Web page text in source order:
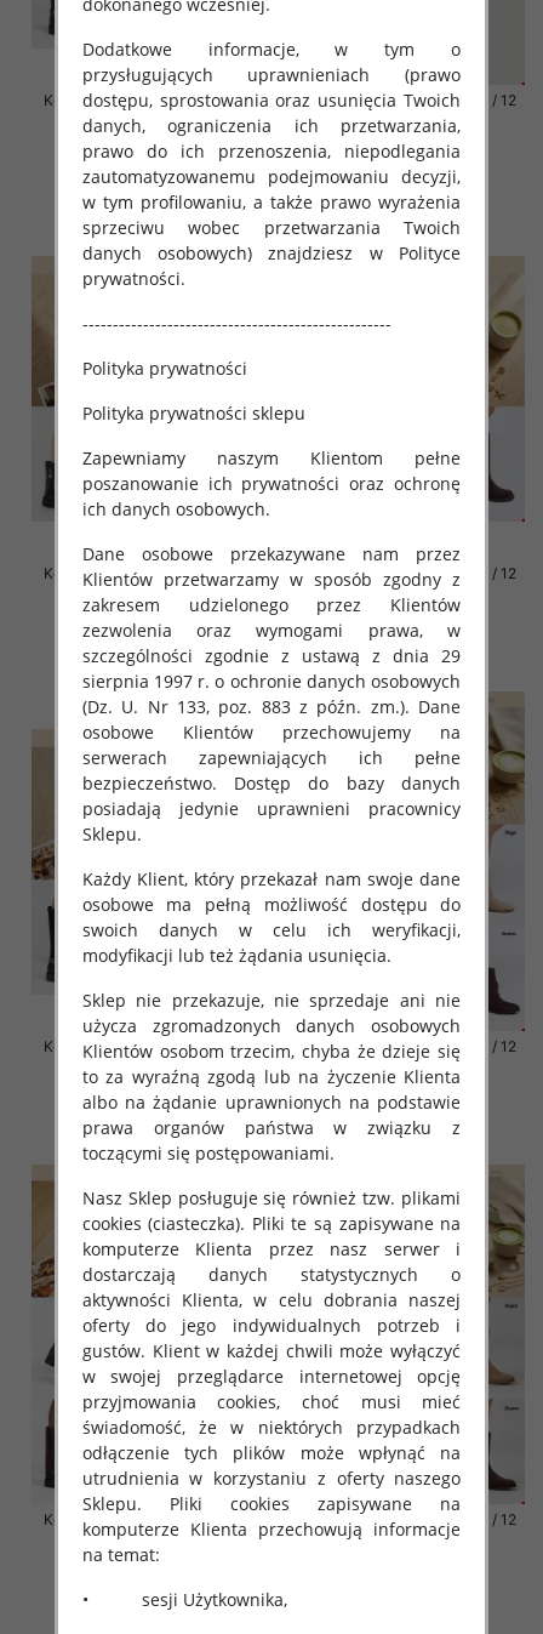
Kozaki damskie Roz 31-36 / 12
par
66.00 zł
szczegóły
Kozaki damskie Roz 31-36 / 12
par
66.00 zł
szczegóły
Kozaki damskie Roz 31-36 / 12
66.00 zł
szczegóły
Kozaki damskie Roz 31-36 / 12
par
66.00 zł
szczegóły
Kozaki damskie Roz 31-36 / 12
66.00 zł
szczegóły
Kozaki damskie Roz 31-36 / 12
par
64.00 zł
szczegóły
Kozaki damskie Roz 31-36 / 12
par
szczegóły
Kozaki damskie Roz 31-36 / 12
par
Dodatkowe informacje, w tym o
przysługujących uprawnieniach (prawo
dostępu, sprostowania oraz usunięcia Twoich
danych, ograniczenia ich przetwarzania,
prawo do ich przenoszenia, niepodlegania
zautomatyzowanemu podejmowaniu decyzji,
w tym profilowaniu, a także prawo wyrażenia
sprzeciwu wobec przetwarzania Twoich
danych osobowych) znajdziesz w Polityce
prywatności.
---------------------------------------------------
Polityka prywatności
Polityka prywatności sklepu
Zapewniamy naszym Klientom pełne
poszanowanie ich prywatności oraz ochronę
ich danych osobowych.
Dane osobowe przekazywane nam przez
Klientów przetwarzamy w sposób zgodny z
zakresem udzielonego przez Klientów
zezwolenia oraz wymogami prawa, w
szczególności zgodnie z ustawą z dnia 29
sierpnia 1997 r. o ochronie danych osobowych
(Dz. U. Nr 133, poz. 883 z późn. zm.). Dane
osobowe Klientów przechowujemy na
serwerach zapewniających ich pełne
bezpieczeństwo. Dostęp do bazy danych
posiadają jedynie uprawnieni pracownicy
Sklepu.
Każdy Klient, który przekazał nam swoje dane
osobowe ma pełną możliwość dostępu do
swoich danych w celu ich weryfikacji,
modyfikacji lub też żądania usunięcia.
Sklep nie przekazuje, nie sprzedaje ani nie
użycza zgromadzonych danych osobowych
Klientów osobom trzecim, chyba że dzieje się
to za wyraźną zgodą lub na życzenie Klienta
albo na żądanie uprawnionych na podstawie
prawa organów państwa w związku z
toczącymi się postępowaniami.
Nasz Sklep posługuje się również tzw. plikami
cookies (ciasteczka). Pliki te są zapisywane na
komputerze Klienta przez nasz serwer i
dostarczają danych statystycznych o
aktywności Klienta, w celu dobrania naszej
oferty do jego indywidualnych potrzeb i
gustów. Klient w każdej chwili może wyłączyć
w swojej przeglądarce internetowej opcję
przyjmowania cookies, choć musi mieć
świadomość, że w niektórych przypadkach
odłączenie tych plików może wpłynąć na
utrudnienia w korzystaniu z oferty naszego
Sklepu. Pliki cookies zapisywane na
komputerze Klienta przechowują informacje
na temat:
• sesji Użytkownika,